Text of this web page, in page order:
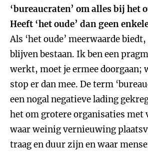
‘bureaucraten’ om alles bij het
Heeft ‘het oude’ dan geen
Als ‘het oude’ meerwaarde
blijven bestaan. Ik ben een
werkt, moet je ermee doorgaan;
stop er dan mee. De term
een nogal negatieve lading
het om grotere organisaties met
waar weinig vernieuwing
traag en duur zijn en waar